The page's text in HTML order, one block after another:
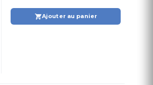
Ajouter au panier